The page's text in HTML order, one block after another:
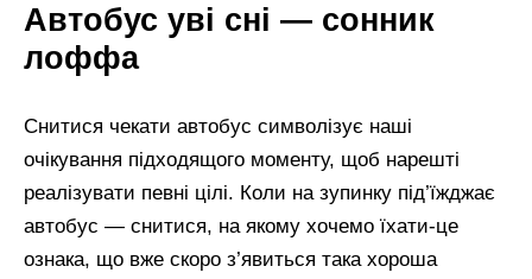
Автобус уві сні — сонник
лоффа
Снитися чекати автобус символізує наші
очікування підходящого моменту, щоб нарешті
реалізувати певні цілі. Коли на зупинку під’їжджає
автобус — снитися, на якому хочемо їхати-це
ознака, що вже скоро з’явиться така хороша